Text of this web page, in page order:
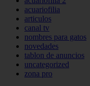
acuariofilia
articulos
canal tv
nombres para gatos
novedades
tablon de anuncios
uncategorized
zona pro